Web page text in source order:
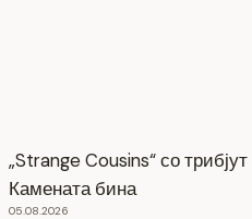
„Strange Cousins“ со
Камената бина
05.08.2026